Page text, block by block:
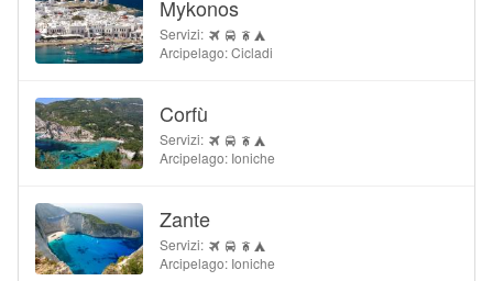
Mykonos
Servizi:
Arcipelago: Cicladi
Corfù
Servizi:
Arcipelago: Ioniche
Zante
Servizi:
Arcipelago: Ioniche